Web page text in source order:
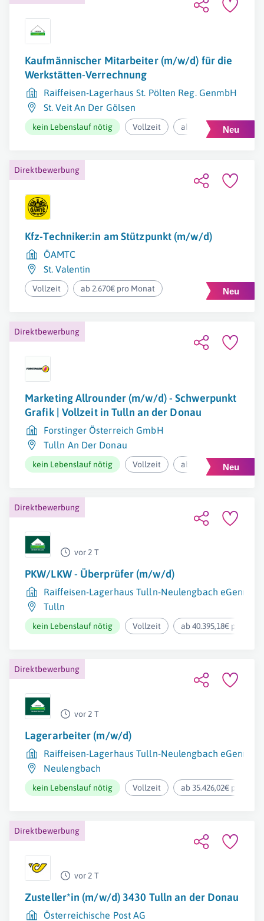
Kaufmännischer Mitarbeiter (m/w/d) für die
Werkstätten-Verrechnung
Raiffeisen-Lagerhaus St. Pölten Reg. GenmbH
St. Veit An Der Gölsen
kein Lebenslauf nötig Vollzeit ab 2.540,96€ pro
Direktbewerbung
Kfz-Techniker:in am Stützpunkt (m/w/d)
ÖAMTC
St. Valentin
Vollzeit ab 2.670€ pro Monat
Direktbewerbung
Marketing Allrounder (m/w/d) - Schwerpunkt
Grafik | Vollzeit in Tulln an der Donau
Forstinger Österreich GmbH
Tulln An Der Donau
kein Lebenslauf nötig Vollzeit ab 33.068€ pro Jahr
Direktbewerbung
vor 2 T
PKW/LKW - Überprüfer (m/w/d)
Raiffeisen-Lagerhaus Tulln-Neulengbach eGenmbH
Tulln
kein Lebenslauf nötig Vollzeit ab 40.395,18€ pro Jahr
Direktbewerbung
vor 2 T
Lagerarbeiter (m/w/d)
Raiffeisen-Lagerhaus Tulln-Neulengbach eGenmbH
Neulengbach
kein Lebenslauf nötig Vollzeit ab 35.426,02€ pro Jahr
Direktbewerbung
vor 2 T
Zusteller*in (m/w/d) 3430 Tulln an der Donau
Österreichische Post AG